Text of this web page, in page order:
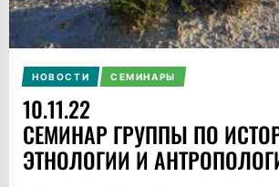
НОВОСТИ СЕМИНАРЫ
10.11.22
СЕМИНАР ГРУППЫ ПО
ЭТНОЛОГИИ И